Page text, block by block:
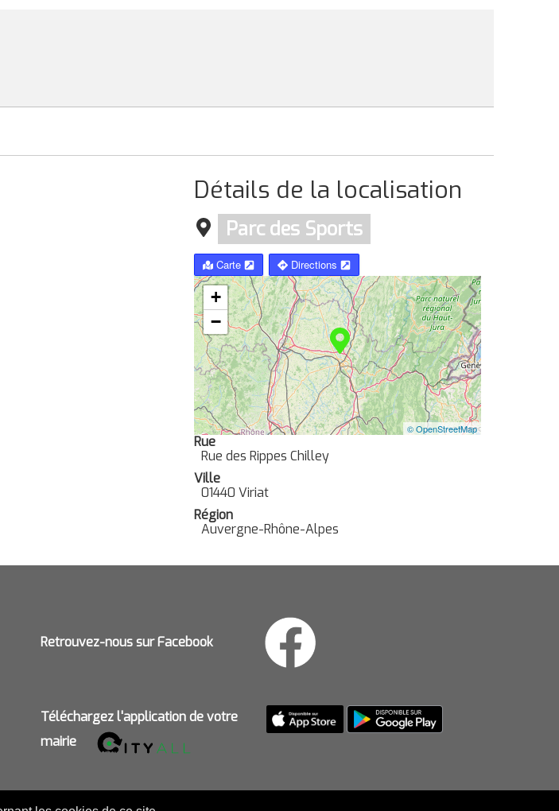
Détails de la localisation
Parc des Sports
Carte Directions
+
−
© OpenStreetMap
Rue
Rue des Rippes Chilley
Ville
01440 Viriat
Région
Auvergne-Rhône-Alpes
Retrouvez-nous sur Facebook
Téléchargez l'application de votre
mairie